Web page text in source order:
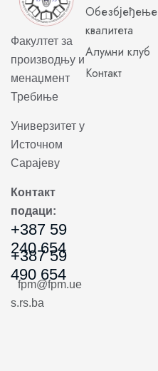
Факултет за
производњу и
менаџмент
Требиње
Универзитет у
Источном
Сарајеву
Контакт
подаци:
+387 59
240 654
+387 59
490 654
fpm@fpm.ue
s.rs.ba
Обезбјеђење
квалитета
Алумни клуб
Контакт